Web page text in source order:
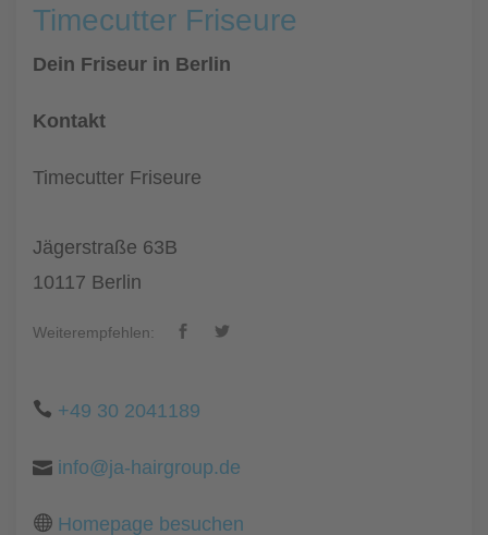
Timecutter Friseure
Dein Friseur in Berlin
Kontakt
Timecutter Friseure
Jägerstraße 63B
10117 Berlin
Weiterempfehlen:
+49 30 2041189
info@ja-hairgroup.de
Homepage besuchen